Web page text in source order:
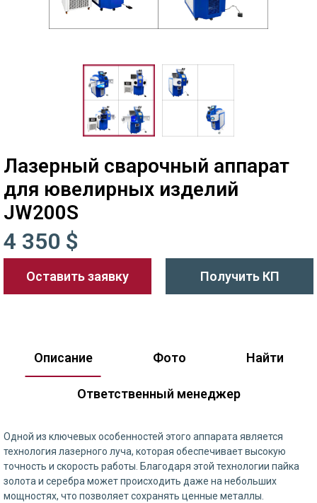
Лазерный сварочный аппарат
для ювелирных изделий
JW200S
4 350 $
Оставить заявку Получить КП
Описание Фото Найти
Ответственный менеджер
Одной из ключевых особенностей этого аппарата является
технология лазерного луча, которая обеспечивает высокую
точность и скорость работы. Благодаря этой технологии пайка
золота и серебра может происходить даже на небольших
мощностях, что позволяет сохранять ценные металлы.